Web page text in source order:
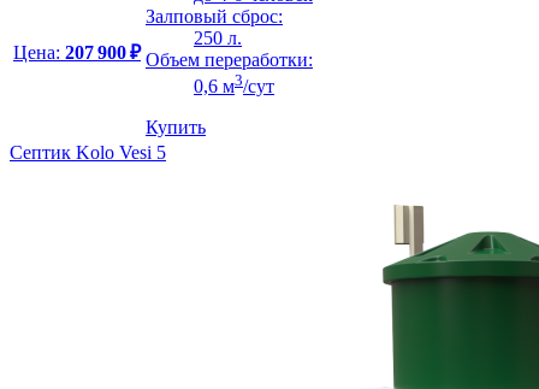
Цена: 207 900 ₽
Залповый сброс:
250 л.
Объем переработки:
0,6 м3/сут
Купить
Септик Kolo Vesi 5